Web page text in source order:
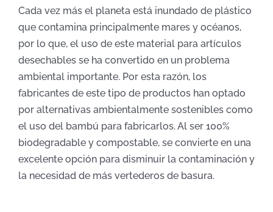
Cada vez más el planeta está inundado de plástico
que contamina principalmente mares y océanos,
por lo que, el uso de este material para artículos
desechables se ha convertido en un problema
ambiental importante. Por esta razón, los
fabricantes de este tipo de productos han optado
por alternativas ambientalmente sostenibles como
el uso del bambú para fabricarlos. Al ser 100%
biodegradable y compostable, se convierte en una
excelente opción para disminuir la contaminación y
la necesidad de más vertederos de basura.